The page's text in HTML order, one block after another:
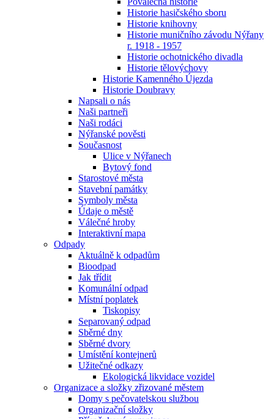
Historie hasičského sboru
Historie knihovny
Historie muničního závodu Nýřany
r. 1918 - 1957
Historie ochotnického divadla
Historie tělovýchovy
Historie Kamenného Újezda
Historie Doubravy
Napsali o nás
Naši partneři
Naši rodáci
Nýřanské pověsti
Současnost
Ulice v Nýřanech
Bytový fond
Starostové města
Stavební památky
Symboly města
Údaje o městě
Válečné hroby
Interaktivní mapa
Odpady
Aktuálně k odpadům
Bioodpad
Jak třídit
Komunální odpad
Místní poplatek
Tiskopisy
Separovaný odpad
Sběrné dny
Sběrné dvory
Umístění kontejnerů
Užitečné odkazy
Ekologická likvidace vozidel
Organizace a složky zřizované městem
Domy s pečovatelskou službou
Organizační složky